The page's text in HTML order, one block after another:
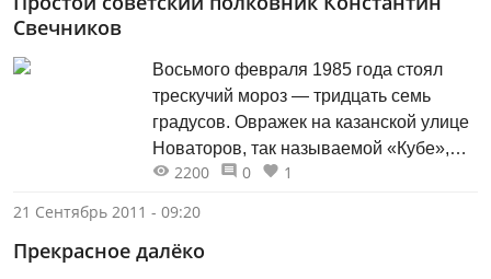
Свечников
Восьмого февраля 1985 года стоял
трескучий мороз — тридцать семь
градусов. Овражек на казанской улице
Новаторов, так называемой «Кубе»,
был заполнен народом, но люди
2200 0
1
21 Сентябрь 2011 - 09:20
Прекрасное далёко